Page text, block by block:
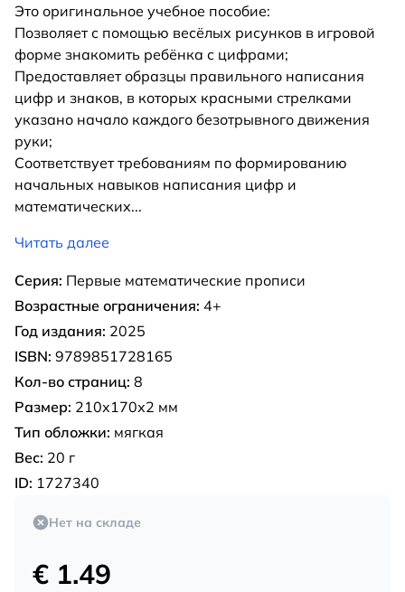
Это оригинальное учебное пособие:
Позволяет с помощью весёлых рисунков в игровой
форме знакомить ребёнка с цифрами;
Предоставляет образцы правильного написания
цифр и знаков, в которых красными стрелками
указано начало каждого безотрывного движения
руки;
Соответствует требованиям по формированию
начальных навыков написания цифр и
математических...
Читать далее
Серия: Первые математические прописи
Возрастные ограничения: 4+
Год издания: 2025
ISBN: 9789851728165
Кол-во страниц: 8
Размер: 210х170х2 мм
Тип обложки: мягкая
Вес: 20 г
ID: 1727340
Нет на складе
€ 1.49